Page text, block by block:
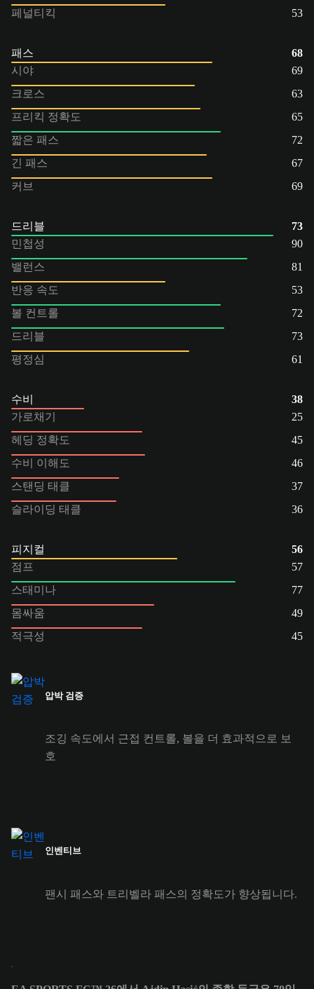
페널티킥
53
패스
68
시야
69
크로스
63
프리킥 정확도
65
짧은 패스
72
긴 패스
67
커브
69
드리블
73
민첩성
90
밸런스
81
반응 속도
53
볼 컨트롤
72
드리블
73
평정심
61
수비
38
가로채기
25
헤딩 정확도
45
수비 이해도
46
스탠딩 태클
37
슬라이딩 태클
36
피지컬
56
점프
57
스태미나
77
몸싸움
49
적극성
45
압박 검증
조깅 속도에서 근접 컨트롤, 볼을 더 효과적으로 보
호
인벤티브
팬시 패스와 트리벨라 패스의 정확도가 향상됩니다.